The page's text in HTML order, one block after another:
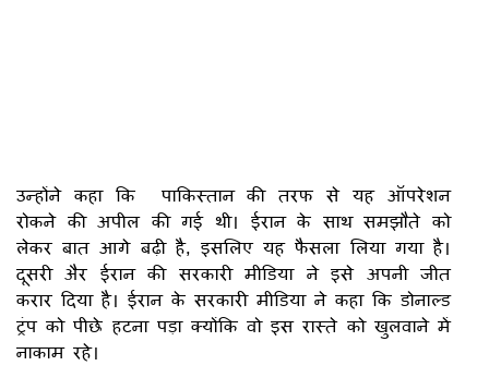
उन्होंने कहा कि पाकिस्तान की तरफ से यह ऑपरेशन
रोकने की अपील की गई थी। ईरान के साथ समझौते को
लेकर बात आगे बढ़ी है, इसलिए यह फैसला लिया गया है।
दूसरी अैर ईरान की सरकारी मीडिया ने इसे अपनी जीत
करार दिया है। ईरान के सरकारी मीडिया ने कहा कि डोनाल्ड
ट्रंप को पीछे हटना पड़ा क्योंकि वो इस रास्ते को खुलवाने में
नाकाम रहे।